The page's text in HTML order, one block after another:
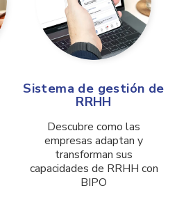
Sistema de gestión de
RRHH
Descubre como las
empresas adaptan y
transforman sus
capacidades de RRHH con
BIPO